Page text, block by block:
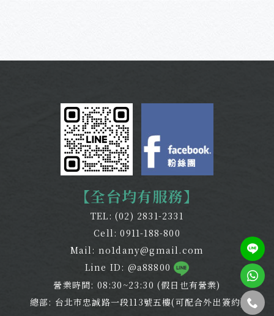
【全台均有服務】
TEL:(02) 2831-2331
Cell:0911-188-800
Mail: no1dany@gmail.com
Line ID: @a88800
營業時間: 08:30~23:30 (假日也有營業)
總部: 台北市忠誠路一段113號五樓(可配合外出簽約)